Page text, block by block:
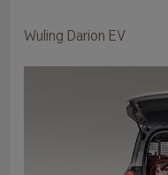
Wuling Darion EV